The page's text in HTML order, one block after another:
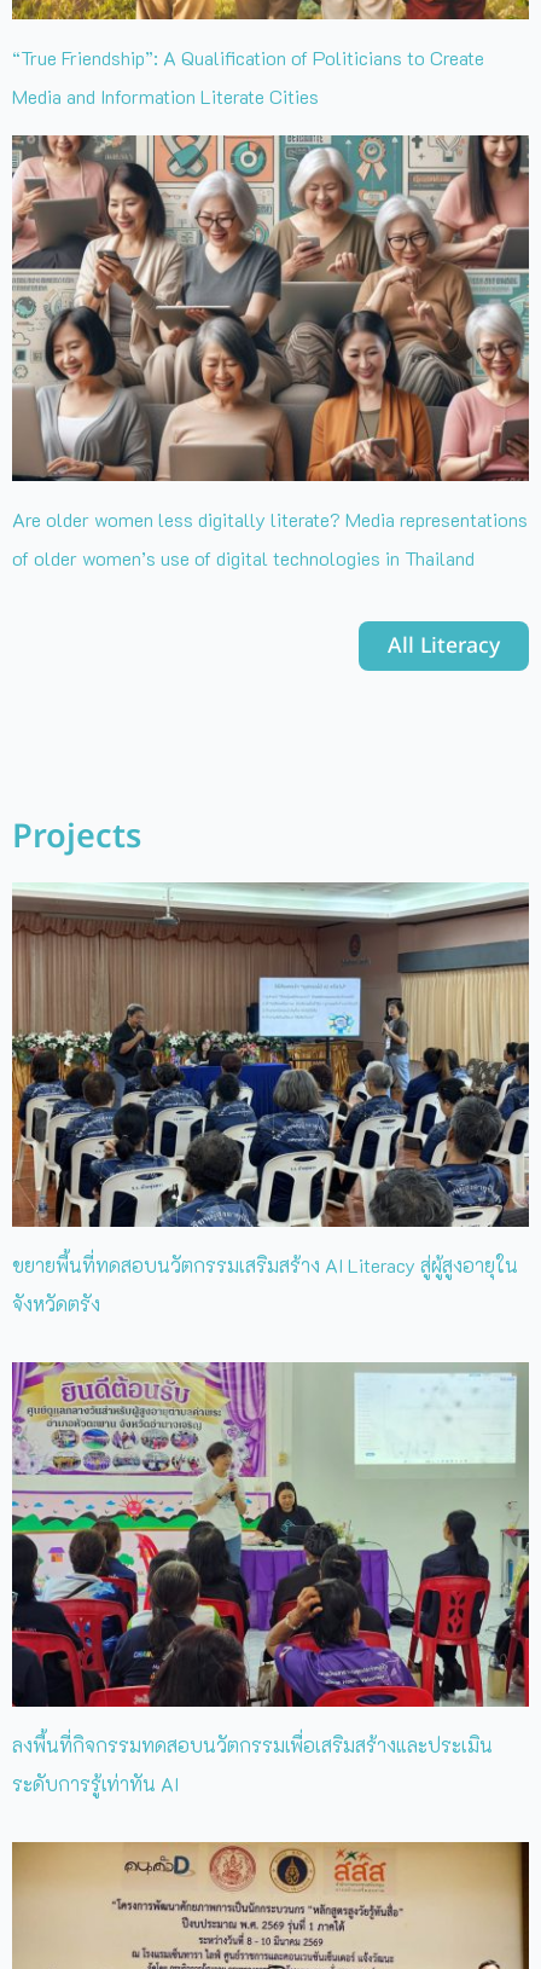
“True Friendship”: A Qualification of Politicians to Create
Media and Information Literate Cities
Are older women less digitally literate? Media representations
of older women’s use of digital technologies in Thailand
All Literacy
Projects
ขยายพื้นที่ทดสอบนวัตกรรมเสริมสร้าง AI Literacy สู่ผู้สูงอายุใน
จังหวัดตรัง
ลงพื้นที่กิจกรรมทดสอบนวัตกรรมเพื่อเสริมสร้างและประเมิน
ระดับการรู้เท่าทัน AI